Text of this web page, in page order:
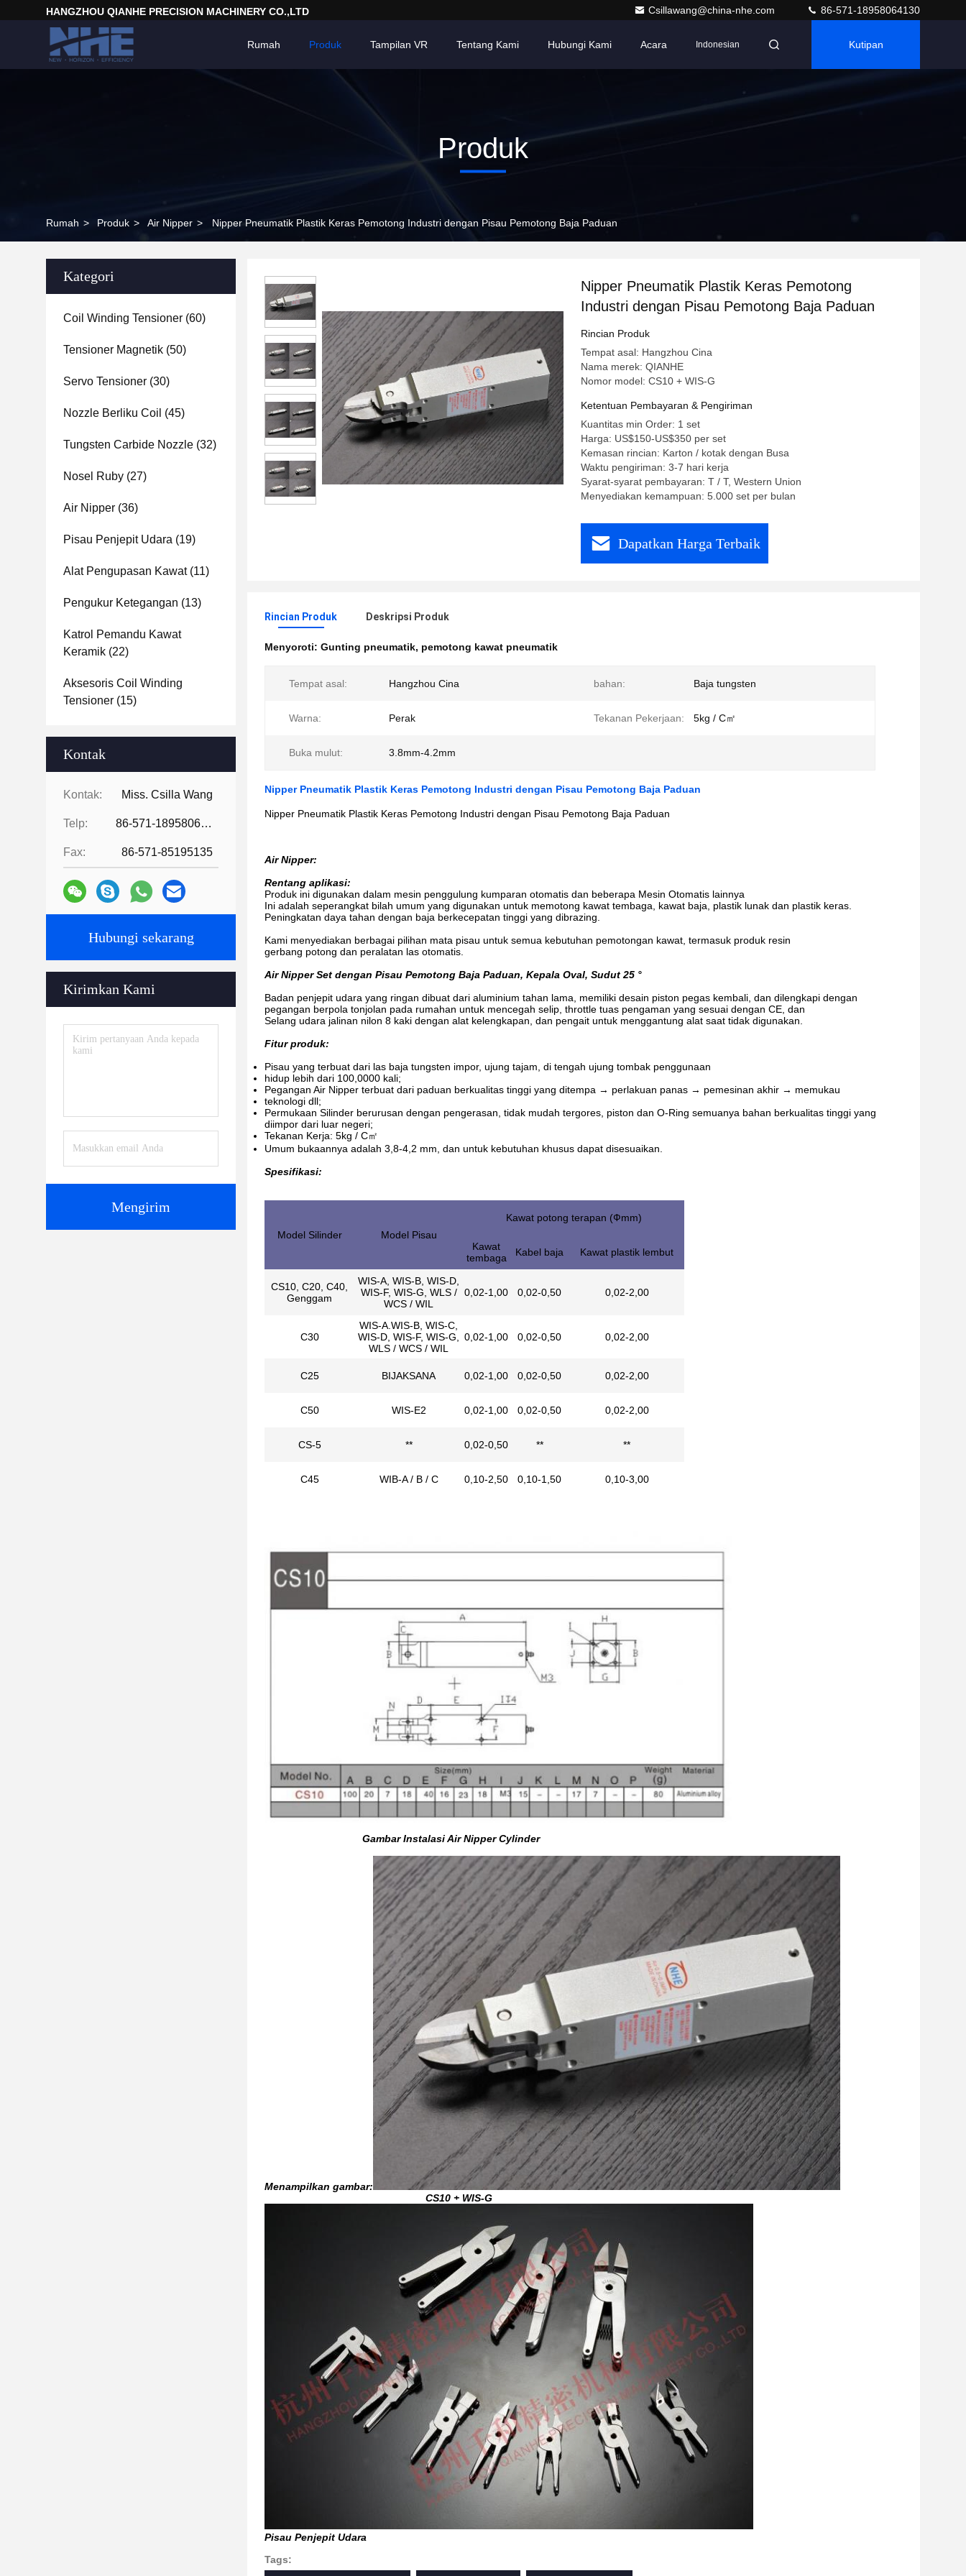
HANGZHOU QIANHE PRECISION MACHINERY CO.,LTD Csillawang@china-nhe.com 86-571-18958064130
Rumah Produk Tampilan VR Tentang Kami Hubungi Kami Acara Indonesian Kutipan
Produk
Rumah > Produk > Air Nipper > Nipper Pneumatik Plastik Keras Pemotong Industri dengan Pisau Pemotong Baja Paduan
Kategori
Coil Winding Tensioner (60)
Tensioner Magnetik (50)
Servo Tensioner (30)
Nozzle Berliku Coil (45)
Tungsten Carbide Nozzle (32)
Nosel Ruby (27)
Air Nipper (36)
Pisau Penjepit Udara (19)
Alat Pengupasan Kawat(11)
Pengukur Ketegangan (13)
Katrol Pemandu Kawat
Keramik (22)
Aksesoris Coil Winding
Tensioner (15)
Kontak
Kontak: Miss. Csilla Wang
Telp: 86-571-18958064130
Fax: 86-571-85195135
Hubungi sekarang
Kirimkan Kami
Mengirim
Nipper Pneumatik Plastik Keras Pemotong
Industri dengan Pisau Pemotong Baja Paduan
Rincian Produk
Tempat asal: Hangzhou Cina
Nama merek: QIANHE
Nomor model: CS10 + WIS-G
Ketentuan Pembayaran & Pengiriman
Kuantitas min Order: 1 set
Harga: US$150-US$350 per set
Kemasan rincian: Karton / kotak dengan Busa
Waktu pengiriman: 3-7 hari kerja
Syarat-syarat pembayaran: T / T, Western Union
Menyediakan kemampuan: 5.000 set per bulan
Dapatkan Harga Terbaik
Rincian Produk Deskripsi Produk
Menyoroti: Gunting pneumatik, pemotong kawat pneumatik
Tempat asal: Hangzhou Cina bahan: Baja tungsten
Warna: Perak Tekanan Pekerjaan: 5kg / C㎡
Buka mulut: 3.8mm-4.2mm
Nipper Pneumatik Plastik Keras Pemotong Industri dengan Pisau Pemotong Baja Paduan
Nipper Pneumatik Plastik Keras Pemotong Industri dengan Pisau Pemotong Baja Paduan
Air Nipper:
Rentang aplikasi:
Produk ini digunakan dalam mesin penggulung kumparan otomatis dan beberapa Mesin Otomatis lainnya
Ini adalah seperangkat bilah umum yang digunakan untuk memotong kawat tembaga, kawat baja, plastik lunak dan plastik keras.
Peningkatan daya tahan dengan baja berkecepatan tinggi yang dibrazing.
Kami menyediakan berbagai pilihan mata pisau untuk semua kebutuhan pemotongan kawat, termasuk produk resin
gerbang potong dan peralatan las otomatis.
Air Nipper Set dengan Pisau Pemotong Baja Paduan, Kepala Oval, Sudut 25 °
Badan penjepit udara yang ringan dibuat dari aluminium tahan lama, memiliki desain piston pegas kembali, dan dilengkapi dengan
pegangan berpola tonjolan pada rumahan untuk mencegah selip, throttle tuas pengaman yang sesuai dengan CE, dan
Selang udara jalinan nilon 8 kaki dengan alat kelengkapan, dan pengait untuk menggantung alat saat tidak digunakan.
Fitur produk:
Pisau yang terbuat dari las baja tungsten impor, ujung tajam, di tengah ujung tombak penggunaan
hidup lebih dari 100,0000 kali;
Pegangan Air Nipper terbuat dari paduan berkualitas tinggi yang ditempa → perlakuan panas → pemesinan akhir → memukau
teknologi dll;
Permukaan Silinder berurusan dengan pengerasan, tidak mudah tergores, piston dan O-Ring semuanya bahan berkualitas tinggi yang
diimpor dari luar negeri;
Tekanan Kerja: 5kg / C㎡
Umum bukaannya adalah 3,8-4,2 mm, dan untuk kebutuhan khusus dapat disesuaikan.
Spesifikasi:
Model Silinder Model Pisau
Kawat potong terapan (Фmm)
Kawat
tembaga
Kabel baja Kawat plastik lembut
CS10, C20, C40,
Genggam
WIS-A, WIS-B, WIS-D,
WIS-F, WIS-G, WLS /
WCS / WIL
0,02-1,00 0,02-0,50 0,02-2,00
C30
WIS-A.WIS-B, WIS-C,
WIS-D, WIS-F, WIS-G,
WLS / WCS / WIL
0,02-1,00 0,02-0,50 0,02-2,00
C25 BIJAKSANA 0,02-1,00 0,02-0,50 0,02-2,00
C50 WIS-E2 0,02-1,00 0,02-0,50 0,02-2,00
CS-5 ** 0,02-0,50 ** **
C45 WIB-A / B / C 0,10-2,50 0,10-1,50 0,10-3,00
Gambar Instalasi Air Nipper Cylinder
Menampilkan gambar:
CS10 + WIS-G
Pisau Penjepit Udara
Tags: